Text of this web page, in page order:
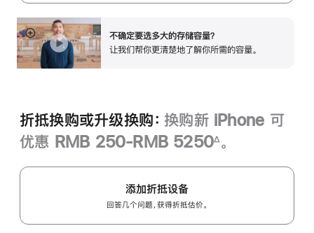
注
不确定要选多大的存储容量？
让我们帮你更清楚地了解你所需的容‍量‍。
展
开
折抵换购或升级换购： 换购新 iPhone 可
优惠 RMB 250-RMB 5250
注
∆。
添加折抵设备
回答几个问题，获得折抵估价。